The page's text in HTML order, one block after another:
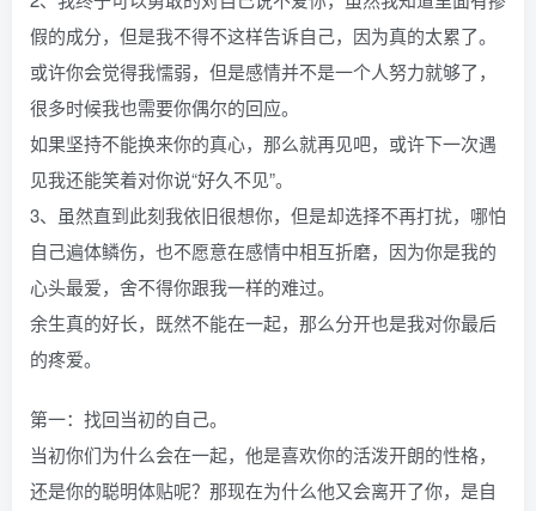
假的成分，但是我不得不这样告诉自己，因为真的太累了。
或许你会觉得我懦弱，但是感情并不是一个人努力就够了，
很多时候我也需要你偶尔的回应。
如果坚持不能换来你的真心，那么就再见吧，或许下一次遇
见我还能笑着对你说“好久不见”。
3、虽然直到此刻我依旧很想你，但是却选择不再打扰，哪怕
自己遍体鳞伤，也不愿意在感情中相互折磨，因为你是我的
心头最爱，舍不得你跟我一样的难过。
余生真的好长，既然不能在一起，那么分开也是我对你最后
的疼爱。
第一：找回当初的自己。
当初你们为什么会在一起，他是喜欢你的活泼开朗的性格，
还是你的聪明体贴呢？那现在为什么他又会离开了你，是自